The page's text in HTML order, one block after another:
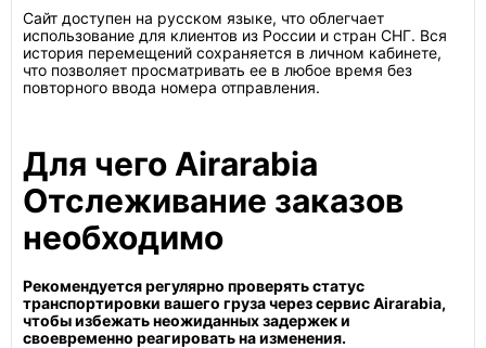
Сайт доступен на русском языке, что облегчает
использование для клиентов из России и стран СНГ. Вся
история перемещений сохраняется в личном кабинете,
что позволяет просматривать ее в любое время без
повторного ввода номера отправления.
Для чего Airarabia
Отслеживание заказов
необходимо
Рекомендуется регулярно проверять статус
транспортировки вашего груза через сервис Airarabia,
чтобы избежать неожиданных задержек и
своевременно реагировать на изменения.